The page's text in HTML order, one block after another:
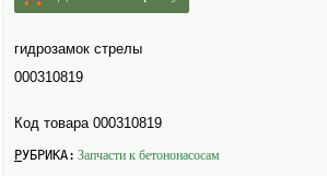
гидрозамок стрелы
000310819
Код товара 000310819
РУБРИКА: Запчасти к бетононасосам